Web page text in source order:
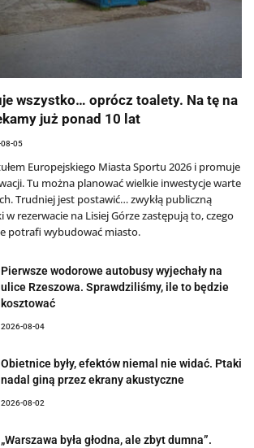
wszystko… oprócz toalety. Na tę na
już ponad 10 lat
05
Europejskiego Miasta Sportu 2026 i promuje
Tu można planować wielkie inwestycje warte
Trudniej jest postawić… zwykłą publiczną
w rezerwacie na Lisiej Górze zastępują to, czego
potrafi wybudować miasto.
Pierwsze wodorowe autobusy wyjechały na
ulice Rzeszowa. Sprawdziliśmy, ile to będzie
kosztować
2026-08-04
Obietnice były, efektów niemal nie widać. Ptaki
nadal giną przez ekrany akustyczne
2026-08-02
„Warszawa była głodna, ale zbyt dumna”.